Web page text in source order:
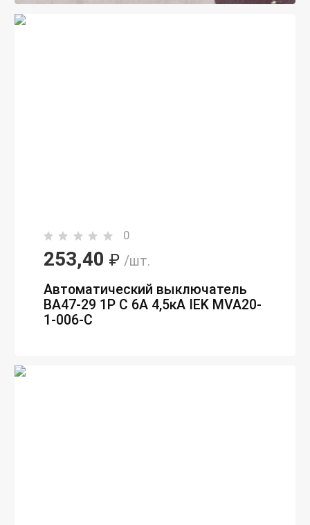
0
253,40 ₽ /шт.
Автоматический выключатель
ВА47-29 1P C 6А 4,5кА IEK MVA20-
1-006-C